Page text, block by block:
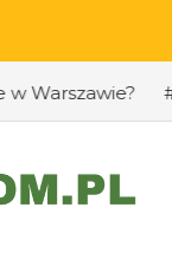
#Jak